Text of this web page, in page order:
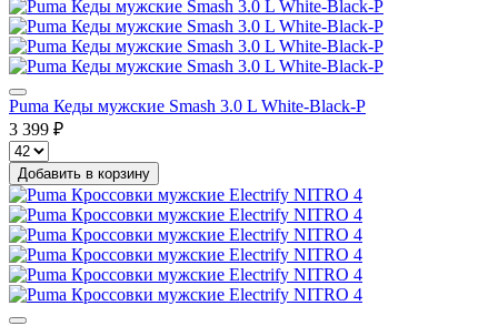
Puma Кеды мужские Smash 3.0 L White-Black-P
3 399 ₽
Добавить в корзину